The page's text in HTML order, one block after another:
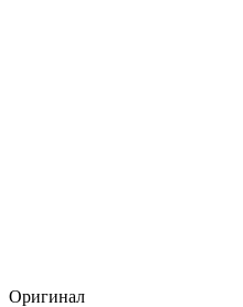
Оригинал